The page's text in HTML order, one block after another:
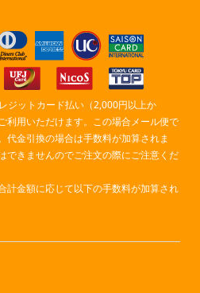
ジットカード払い（2,000円以上か
利用いただけます。この場合メール便で
代金引換の場合は手数料が加算されま
できませんのでご注文の際にご注意くだ
計金額に応じて以下の手数料が加算され